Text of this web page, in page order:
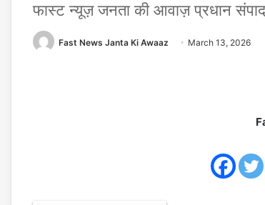
फास्ट न्यूज़ जनता की आवाज़ प्रधान
Fast News Janta Ki Awaaz March 13, 2026